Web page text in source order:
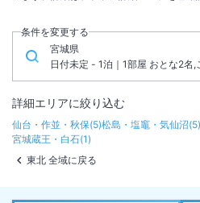
条件を変更する
宮城県
日付未定 - 1泊｜1部屋 おとな2名,
詳細エリアに絞り込む
仙台・作並・秋保(5)松島・塩竈・気仙沼(5)
宮城蔵王・白石(1)
東北 全域に戻る